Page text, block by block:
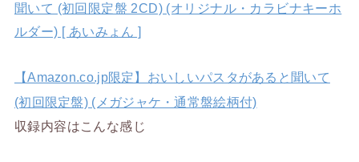
聞いて (初回限定盤 2CD) (オリジナル・カラビナキーホ
ルダー) [ あいみょん ]
【Amazon.co.jp限定】おいしいパスタがあると聞いて
(初回限定盤) (メガジャケ・通常盤絵柄付)
収録内容はこんな感じ